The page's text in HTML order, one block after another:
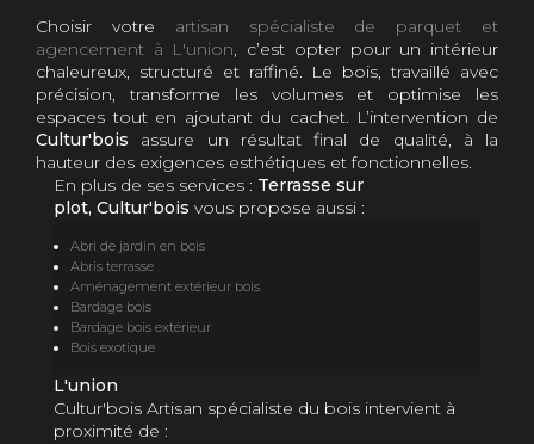
Choisir votre artisan spécialiste de parquet et
agencement à L'union, c’est opter pour un intérieur
chaleureux, structuré et raffiné. Le bois, travaillé avec
précision, transforme les volumes et optimise les
espaces tout en ajoutant du cachet. L’intervention de
Cultur'bois assure un résultat final de qualité, à la
hauteur des exigences esthétiques et fonctionnelles.
En plus de ses services : Terrasse sur
plot, Cultur'bois vous propose aussi :
Abri de jardin en bois
Abris terrasse
Aménagement extérieur bois
Bardage bois
Bardage bois extérieur
Bois exotique
L'union
Cultur'bois Artisan spécialiste du bois intervient à
proximité de :